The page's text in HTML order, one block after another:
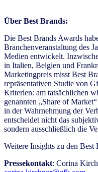
Über Best Brands:
Die Best Brands Awards
Branchenveranstaltung des
Medien entwickelt.
in Italien, Belgien und
Marketingpreis misst Best
repräsentativen Studie von
Kriterien: am tatsächlichen
genannten „Share of
in der Wahrnehmung der
entscheidet nicht das
sondern ausschließlich die
Weitere Insights zu den Best
Pressekontakt: Corina